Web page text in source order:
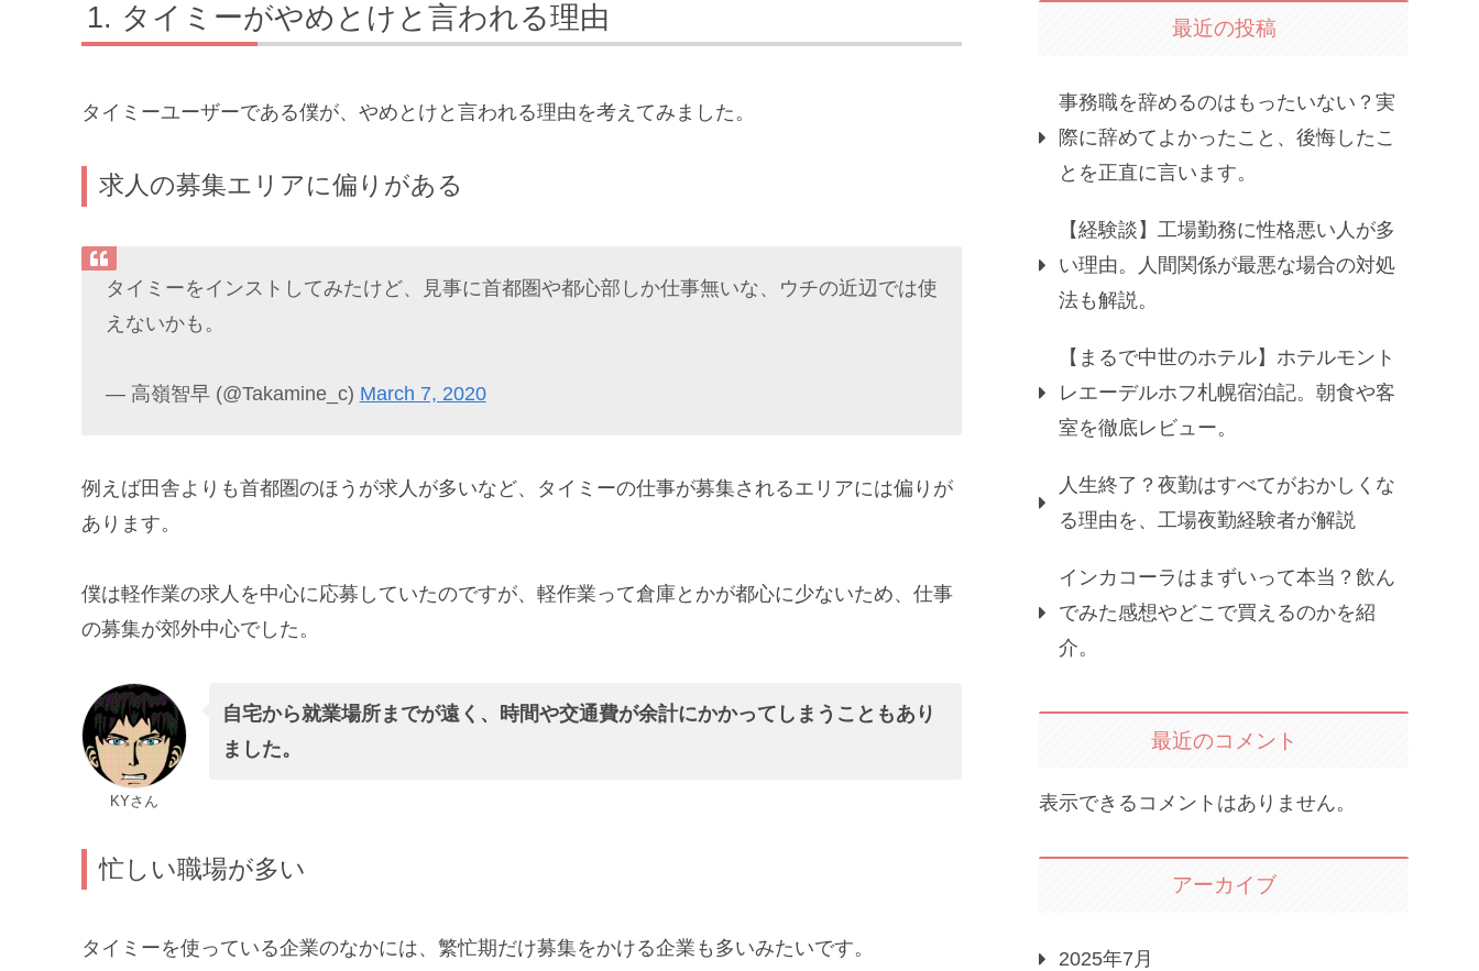
タイミーがやめとけと言われる理由
タイミーユーザーである僕が、やめとけと言われる理由を考えてみました。
求人の募集エリアに偏りがある
タイミーをインストしてみたけど、見事に首都圏や都心部しか仕事無いな、ウチの近辺では使
えないかも。
— 高嶺智早 (@Takamine_c) March 7, 2020
例えば田舎よりも首都圏のほうが求人が多いなど、タイミーの仕事が募集されるエリアには偏りが
あります。
僕は軽作業の求人を中心に応募していたのですが、軽作業って倉庫とかが都心に少ないため、仕事
の募集が郊外中心でした。
KYさん
自宅から就業場所までが遠く、時間や交通費が余計にかかってしまうこともあり
ました。
忙しい職場が多い
タイミーを使っている企業のなかには、繁忙期だけ募集をかける企業も多いみたいです。
最近の投稿
事務職を辞めるのはもったいない？実
際に辞めてよかったこと、後悔したこ
とを正直に言います。
【経験談】工場勤務に性格悪い人が多
い理由。人間関係が最悪な場合の対処
法も解説。
【まるで中世のホテル】ホテルモント
レエーデルホフ札幌宿泊記。朝食や客
室を徹底レビュー。
人生終了？夜勤はすべてがおかしくな
る理由を、工場夜勤経験者が解説
インカコーラはまずいって本当？飲ん
でみた感想やどこで買えるのかを紹
介。
最近のコメント
表示できるコメントはありません。
アーカイブ
2025年7月